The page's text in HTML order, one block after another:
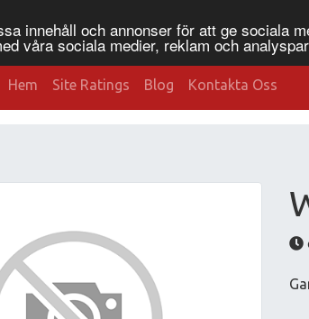
innehåll och annonser för att ge sociala
våra sociala medier, reklam och
Hem Site Ratings Blog Kontakta Oss